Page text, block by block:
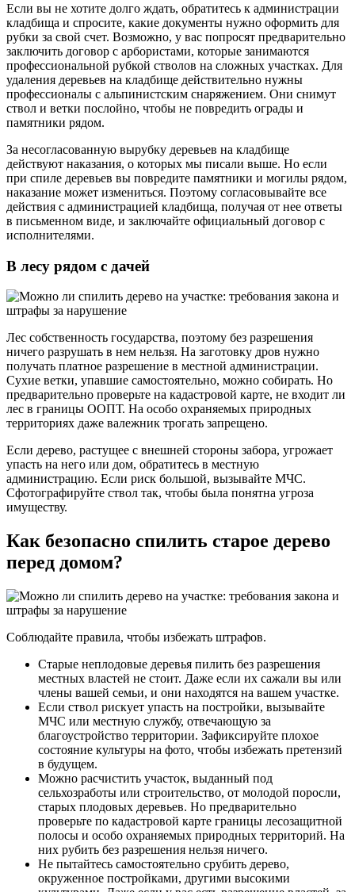
Если вы не хотите долго ждать, обратитесь к администрации
кладбища и спросите, какие документы нужно оформить для
рубки за свой счет. Возможно, у вас попросят предварительно
заключить договор с арбористами, которые занимаются
профессиональной рубкой стволов на сложных участках. Для
удаления деревьев на кладбище действительно нужны
профессионалы с альпинистским снаряжением. Они снимут
ствол и ветки послойно, чтобы не повредить ограды и
памятники рядом.
За несогласованную вырубку деревьев на кладбище
действуют наказания, о которых мы писали выше. Но если
при спиле деревьев вы повредите памятники и могилы рядом,
наказание может измениться. Поэтому согласовывайте все
действия с администрацией кладбища, получая от нее ответы
в письменном виде, и заключайте официальный договор с
исполнителями.
В лесу рядом с дачей
Лес собственность государства, поэтому без разрешения
ничего разрушать в нем нельзя. На заготовку дров нужно
получать платное разрешение в местной администрации.
Сухие ветки, упавшие самостоятельно, можно собирать. Но
предварительно проверьте на кадастровой карте, не входит ли
лес в границы ООПТ. На особо охраняемых природных
территориях даже валежник трогать запрещено.
Если дерево, растущее с внешней стороны забора, угрожает
упасть на него или дом, обратитесь в местную
администрацию. Если риск большой, вызывайте МЧС.
Сфотографируйте ствол так, чтобы была понятна угроза
имуществу.
Как безопасно спилить старое дерево
перед домом?
Соблюдайте правила, чтобы избежать штрафов.
Старые неплодовые деревья пилить без разрешения
местных властей не стоит. Даже если их сажали вы или
члены вашей семьи, и они находятся на вашем участке.
Если ствол рискует упасть на постройки, вызывайте
МЧС или местную службу, отвечающую за
благоустройство территории. Зафиксируйте плохое
состояние культуры на фото, чтобы избежать претензий
в будущем.
Можно расчистить участок, выданный под
сельхозработы или строительство, от молодой поросли,
старых плодовых деревьев. Но предварительно
проверьте по кадастровой карте границы лесозащитной
полосы и особо охраняемых природных территорий. На
них рубить без разрешения нельзя ничего.
Не пытайтесь самостоятельно срубить дерево,
окруженное постройками, другими высокими